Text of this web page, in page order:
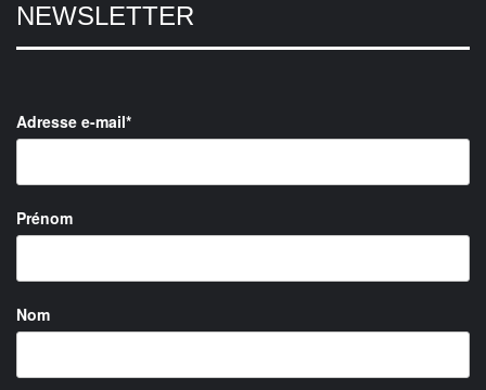
NEWSLETTER
Adresse e-mail*
Prénom
Nom